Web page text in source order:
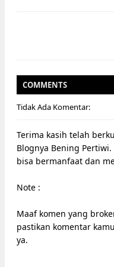
COMMENTS
Tidak Ada Komentar:
Terima kasih telah
Blognya Bening
bisa bermanfaat dan
Note :
Maaf komen yang
pastikan komentar
ya.